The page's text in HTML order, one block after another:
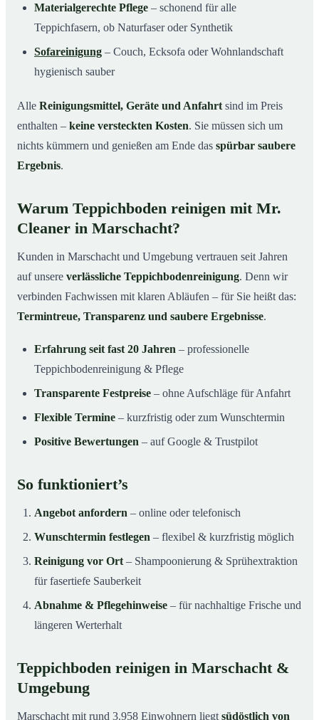
Materialgerechte Pflege – schonend für alle
Teppichfasern, ob Naturfaser oder Synthetik
Sofareinigung – Couch, Ecksofa oder Wohnlandschaft
hygienisch sauber
Alle Reinigungsmittel, Geräte und Anfahrt sind im Preis
enthalten – keine versteckten Kosten. Sie müssen sich um
nichts kümmern und genießen am Ende das spürbar saubere
Ergebnis.
Warum Teppichboden reinigen mit Mr.
Cleaner in Marschacht?
Kunden in Marschacht und Umgebung vertrauen seit Jahren
auf unsere verlässliche Teppichbodenreinigung. Denn wir
verbinden Fachwissen mit klaren Abläufen – für Sie heißt das:
Termintreue, Transparenz und saubere Ergebnisse.
Erfahrung seit fast 20 Jahren – professionelle
Teppichbodenreinigung & Pflege
Transparente Festpreise – ohne Aufschläge für Anfahrt
Flexible Termine – kurzfristig oder zum Wunschtermin
Positive Bewertungen – auf Google & Trustpilot
So funktioniert’s
Angebot anfordern – online oder telefonisch
Wunschtermin festlegen – flexibel & kurzfristig möglich
Reinigung vor Ort – Shampoonierung & Sprühextraktion
für fasertiefe Sauberkeit
Abnahme & Pflegehinweise – für nachhaltige Frische und
längeren Werterhalt
Teppichboden reinigen in Marschacht &
Umgebung
Marschacht mit rund 3.958 Einwohnern liegt südöstlich von